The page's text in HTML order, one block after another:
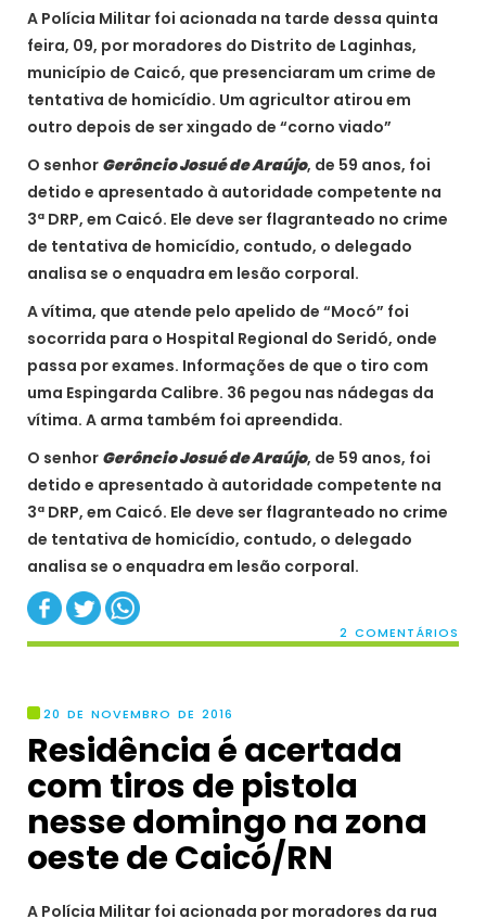
A Polícia Militar foi acionada na tarde dessa quinta
feira, 09, por moradores do Distrito de Laginhas,
município de Caicó, que presenciaram um crime de
tentativa de homicídio. Um agricultor atirou em
outro depois de ser xingado de “corno viado”
O senhor Gerôncio Josué de Araújo, de 59 anos, foi
detido e apresentado à autoridade competente na
3ª DRP, em Caicó. Ele deve ser flagranteado no crime
de tentativa de homicídio, contudo, o delegado
analisa se o enquadra em lesão corporal.
A vítima, que atende pelo apelido de “Mocó” foi
socorrida para o Hospital Regional do Seridó, onde
passa por exames. Informações de que o tiro com
uma Espingarda Calibre. 36 pegou nas nádegas da
vítima. A arma também foi apreendida.
O senhor Gerôncio Josué de Araújo, de 59 anos, foi
detido e apresentado à autoridade competente na
3ª DRP, em Caicó. Ele deve ser flagranteado no crime
de tentativa de homicídio, contudo, o delegado
analisa se o enquadra em lesão corporal.
2 COMENTÁRIOS
20 DE NOVEMBRO DE 2016
Residência é acertada
com tiros de pistola
nesse domingo na zona
oeste de Caicó/RN
A Polícia Militar foi acionada por moradores da rua